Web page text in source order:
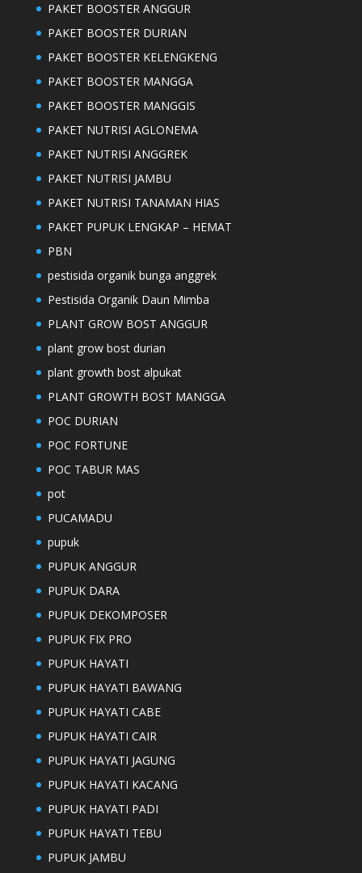
PAKET BOOSTER ANGGUR
PAKET BOOSTER DURIAN
PAKET BOOSTER KELENGKENG
PAKET BOOSTER MANGGA
PAKET BOOSTER MANGGIS
PAKET NUTRISI AGLONEMA
PAKET NUTRISI ANGGREK
PAKET NUTRISI JAMBU
PAKET NUTRISI TANAMAN HIAS
PAKET PUPUK LENGKAP – HEMAT
PBN
pestisida organik bunga anggrek
Pestisida Organik Daun Mimba
PLANT GROW BOST ANGGUR
plant grow bost durian
plant growth bost alpukat
PLANT GROWTH BOST MANGGA
POC DURIAN
POC FORTUNE
POC TABUR MAS
pot
PUCAMADU
pupuk
PUPUK ANGGUR
PUPUK DARA
PUPUK DEKOMPOSER
PUPUK FIX PRO
PUPUK HAYATI
PUPUK HAYATI BAWANG
PUPUK HAYATI CABE
PUPUK HAYATI CAIR
PUPUK HAYATI JAGUNG
PUPUK HAYATI KACANG
PUPUK HAYATI PADI
PUPUK HAYATI TEBU
PUPUK JAMBU